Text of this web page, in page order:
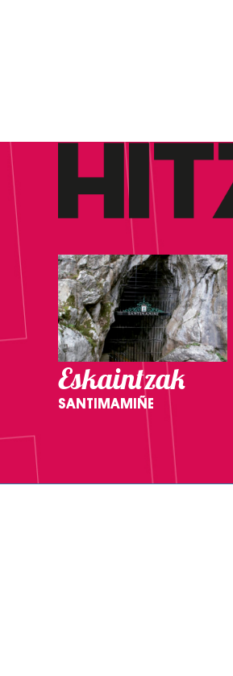
Eskaintzak
SANTIMAMIÑE